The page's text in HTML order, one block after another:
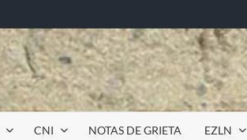
CNI NOTAS DE GRIETA EZLN